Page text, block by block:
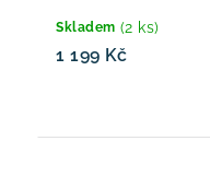
Skladem (2 ks)
1 199 Kč